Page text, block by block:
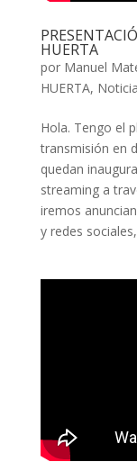
HUERTA
por Manuel
HUERTA,
Hola. Tengo el
transmisión en
quedan
streaming a
iremos
y redes